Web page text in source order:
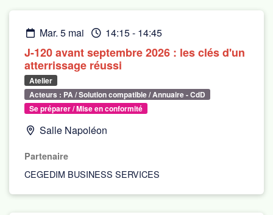
mar. 5 mai 14:15- 14:45
J-120 avant septembre 2026 : les clés d'un
atterrissage réussi
Atelier
Acteurs : PA / Solution compatible / Annuaire - CdD
Se préparer / Mise en conformité
Salle Napoléon
Partenaire
CEGEDIM BUSINESS SERVICES